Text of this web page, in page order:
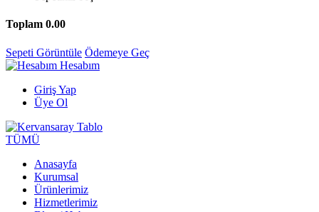
Toplam 0.00
Sepeti Görüntüle Ödemeye Geç
Hesabım
Giriş Yap
Üye Ol
TÜMÜ
Anasayfa
Kurumsal
Ürünlerimiz
Hizmetlerimiz